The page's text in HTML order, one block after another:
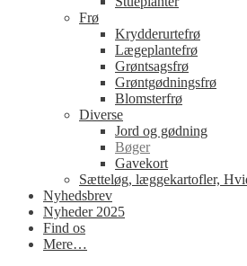
Frø
Krydderurtefrø
Lægeplantefrø
Grøntsagsfrø
Grøntgødningsfrø
Blomsterfrø
Diverse
Jord og gødning
Bøger
Gavekort
Sætteløg, læggekartofler,
Nyhedsbrev
Nyheder 2025
Find os
Mere…